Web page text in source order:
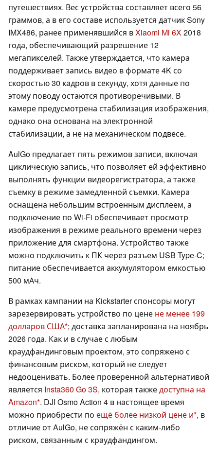
путешествиях. Вес устройства составляет всего 56
граммов, а в его составе используется датчик Sony
IMX486, ранее применявшийся вXiaomi Mi 6X2018
года, обеспечивающий разрешение 12
мегапикселей. Также утверждается, что камера
поддерживает запись видео в формате 4K со
скоростью 30 кадров в секунду, хотя данные по
этому поводу остаются противоречивыми. В
камере предусмотрена стабилизация изображения,
однако она основана на электронной
стабилизации, а не на механическом подвесе.
AulGo предлагает пять режимов записи, включая
циклическую запись, что позволяет ей эффективно
выполнять функции видеорегистратора, а также
съемку в режиме замедленной съемки. Камера
оснащена небольшим встроенным дисплеем, а
подключение по Wi-Fi обеспечивает просмотр
изображения в режиме реального времени через
приложение для смартфона. Устройство также
можно подключить к ПК через разъем USB Type-C;
питание обеспечивается аккумулятором емкостью
500 мАч.
В рамках кампании на Kickstarter спонсоры могут
зарезервировать устройство по цене не менее 199
долларов США ; доставка запланирована на ноябрь
2026 года. Как и в случае с любым
краудфандинговым проектом, это сопряжено с
финансовым риском, который не следует
недооценивать. Более проверенной альтернативой
является Insta360 Go 3S, которая такжедоступна на
Amazon . DJI Osmo Action 4 в настоящее время
можно приобрести по ещё более низкой цене и , в
отличие от AulGo, не сопряжён с каким-либо
риском, связанным с краудфандингом.